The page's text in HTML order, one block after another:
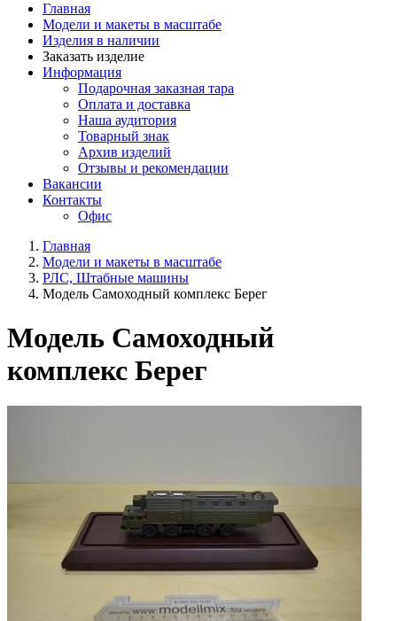
Главная
Модели и макеты в масштабе
Изделия в наличии
Заказать изделие
Информация
Подарочная заказная тара
Оплата и доставка
Наша аудитория
Товарный знак
Архив изделий
Отзывы и рекомендации
Вакансии
Контакты
Офис
Главная
Модели и макеты в масштабе
РЛС, Штабные машины
Модель Самоходный комплекс Берег
Модель Самоходный
комплекс Берег